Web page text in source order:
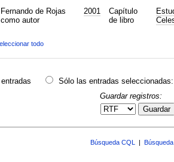
Fernando de Rojas
como autor
2001
Capítulo
de libro
todo
Sólo las entradas seleccionadas:
Guardar registros:
Guardar
Búsqueda CQL